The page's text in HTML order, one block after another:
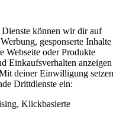
können wir dir auf
gesponserte Inhalte
Webseite oder Produkte
Einkaufsverhalten anzeigen
deiner Einwilligung setzen
Drittdienste ein:
Klickbasierte